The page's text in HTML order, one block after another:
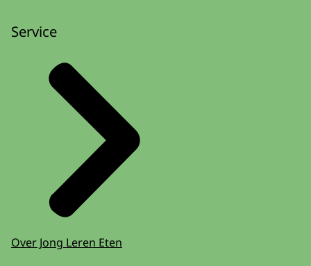
Service
Over Jong Leren Eten